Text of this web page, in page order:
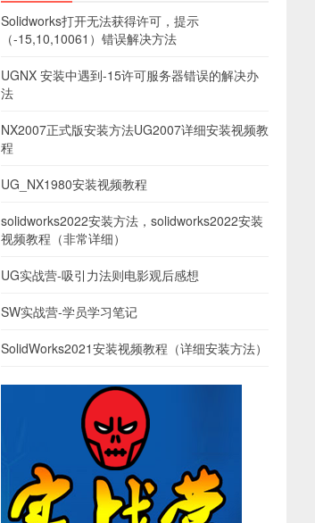
Solidworks打开无法获得许可，提示
（-15,10,10061）错误解决方法
UGNX 安装中遇到-15许可服务器错误的解决办
法
NX2007正式版安装方法UG2007详细安装视频教
程
UG_NX1980安装视频教程
solidworks2022安装方法，solidworks2022安装
视频教程（非常详细）
UG实战营-吸引力法则电影观后感想
SW实战营-学员学习笔记
SolidWorks2021安装视频教程（详细安装方法）